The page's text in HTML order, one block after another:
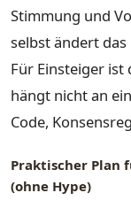
Stimmung und
selbst ändert
Für Einsteiger
hängt nicht an
Code,
Praktischer Plan
(ohne Hype)